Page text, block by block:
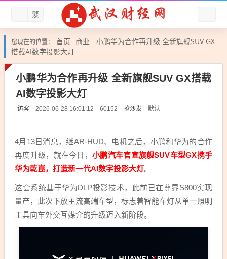
繁
您现在的位置： 首页 商业
小鹏华为合作再升级 全新旗舰SUV GX
搭载AI数字投影大灯
小鹏华为合作再升级 全新旗舰SUV GX搭载
AI数字投影大灯
访客 2026-06-28 16:01:12 60152 抢沙发 默认
4月13日消息，继AR-HUD、电机之后，小鹏和华为的合作
再度升级，就在今日，小鹏汽车官宣旗舰SUV车型GX携手
华为乾崑，打造新一代AI数字投影大灯。
这套系统基于华为DLP投影技术，此前已在尊界S800实现
量产，此次下放主流高端车型，标志着智能车灯从单一照明
工具向车外交互媒介的升级迈入新阶段。